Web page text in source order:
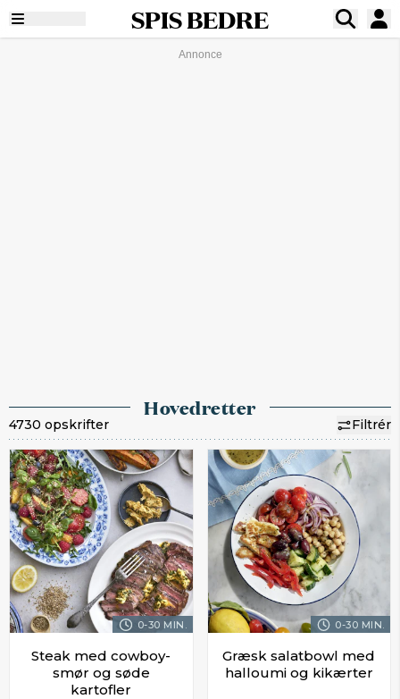
SPIS BEDRE
Hovedretter
4730 opskrifter Filtrér
0-30 MIN.
Steak med cowboy-
smør og søde
kartofler
0-30 MIN.
Græsk salatbowl med
halloumi og kikærter